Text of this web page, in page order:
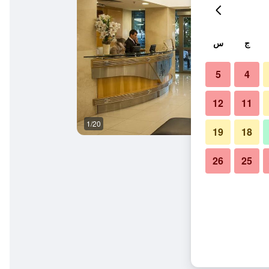
1/20
ج س
4
5
11
12
18
19
25
26